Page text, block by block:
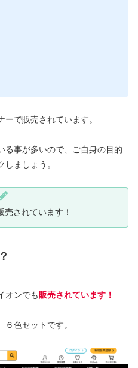
ーで販売されています。
る事が多いので、ご自身の目的
ましょう。
されています！
オンでも 販売されています！
色セットです。